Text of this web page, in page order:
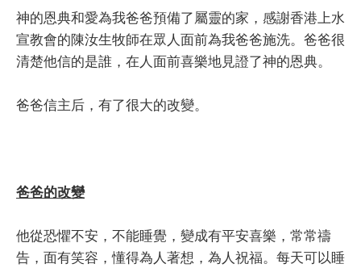
神的恩典和愛為我爸爸預備了屬靈的家，感謝香港上水
宣教會的陳汝生牧師在眾人面前為我爸爸施洗。爸爸很
清楚他信的是誰，在人面前喜樂地見證了神的恩典。
爸爸信主后，有了很大的改變。
爸爸的改變
他從恐懼不安，不能睡覺，變成有平安喜樂，常常禱
告，面有笑容，懂得為人著想，為人祝福。每天可以睡